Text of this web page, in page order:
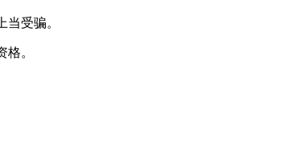
受骗。
。